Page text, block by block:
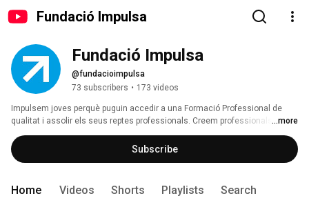
Fundació Impulsa
Fundació Impulsa
@fundacioimpulsa
73 subscribers • 173 videos
Impulsem joves perquè puguin accedir a una Formació Professional de
qualitat i assolir els seus reptes professionals. Creem professionals
gràcies al suport empresarial.
...more
Subscribe
Home Videos Shorts Playlists Search